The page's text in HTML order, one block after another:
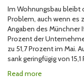
Im Wohnungsbau bleibt
Problem, auch wenn es
Angaben des
Prozent der
zu 51,7 Prozent im Mai.
sank geringfügig von
Read more